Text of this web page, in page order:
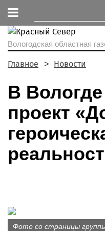
Вологодская областная
Главное Новости
В
проект
Фото со страницы